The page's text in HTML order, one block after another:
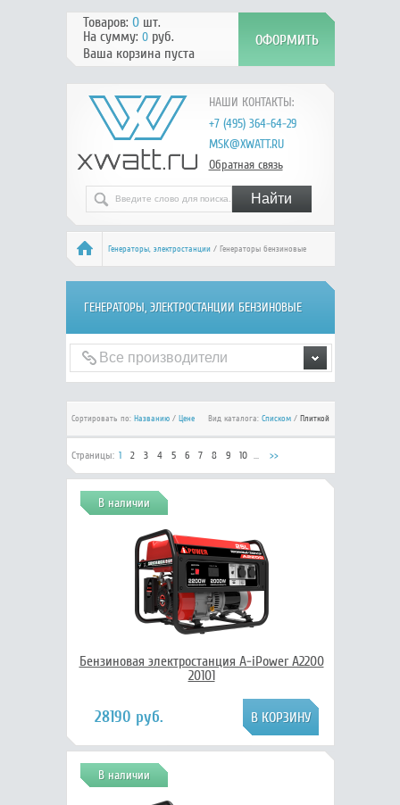
НАШИ КОНТАКТЫ:
+7 (495) 364-64-29
MSK@XWATT.RU
Обратная связь
Товаров: 0шт.
На сумму: 0руб.
Ваша корзина пуста
Генераторы, электростанции/ Генераторы бензиновые
ГЕНЕРАТОРЫ, ЭЛЕКТРОСТАНЦИИ БЕНЗИНОВЫЕ
Сортировать по: Названию/ Цене Вид каталога: Списком/ Плиткой
Страницы: 1 2 3 4 5 6 7 8 9 10 ... >>
В наличии
Бензиновая электростанция A-iPower A2200
20101
28190 руб.
В наличии